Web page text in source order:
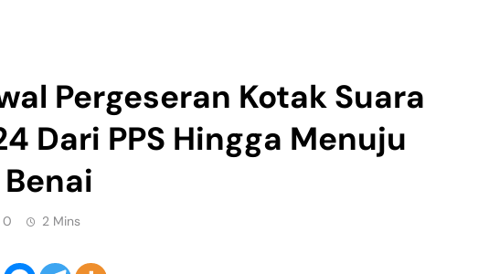
Pergeseran Kotak Suara
Dari PPS Hingga Menuju
0 2 Mins